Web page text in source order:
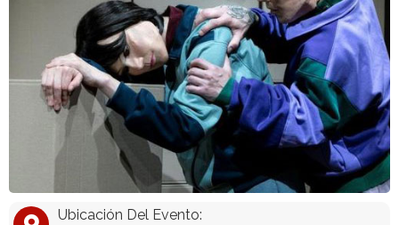
Ubicación Del Evento: